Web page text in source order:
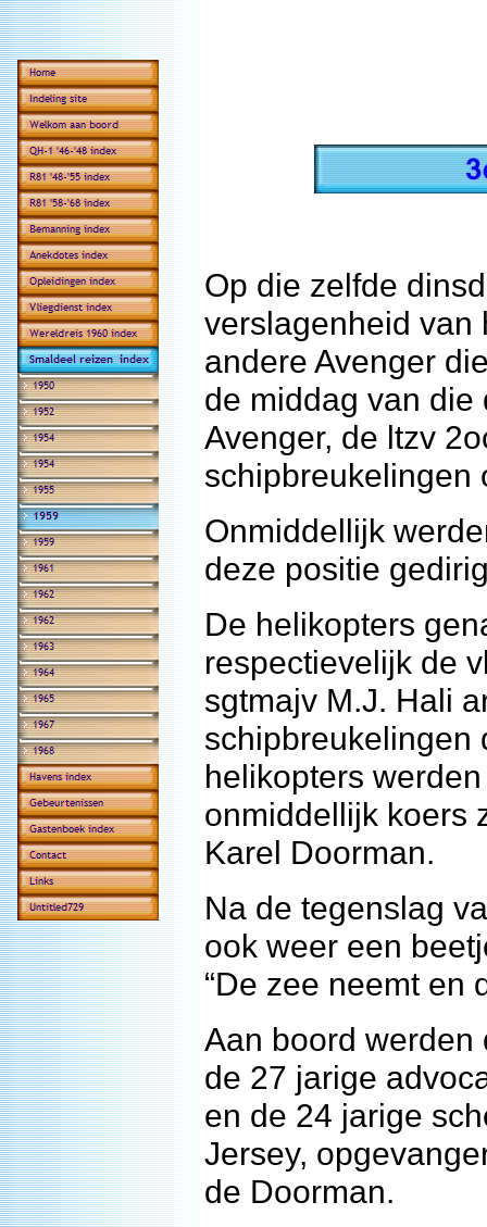
Op die zelfde
verslagenheid van
andere Avenger
de middag van
Avenger, de ltzv
schipbreukelingen
Onmiddellijk
deze positie
De helikopters
respectievelijk de
sgtmajv M.J. Hali
schipbreukelingen
helikopters
onmiddellijk koers
Karel Doorman.
Na de tegenslag
ook weer een
“De zee neemt en
Aan boord werden
de 27 jarige
en de 24 jarige
Jersey,
de Doorman.